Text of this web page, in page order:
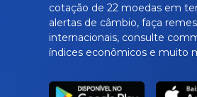
cotação de 22 moedas em
alertas de câmbio, faça
internacionais, consulte
índices econômicos e muito